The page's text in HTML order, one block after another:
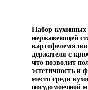
Набор кухонных
нержавеющей
держателя с
что позволит
эстетичность и
место среди
посудомоечной